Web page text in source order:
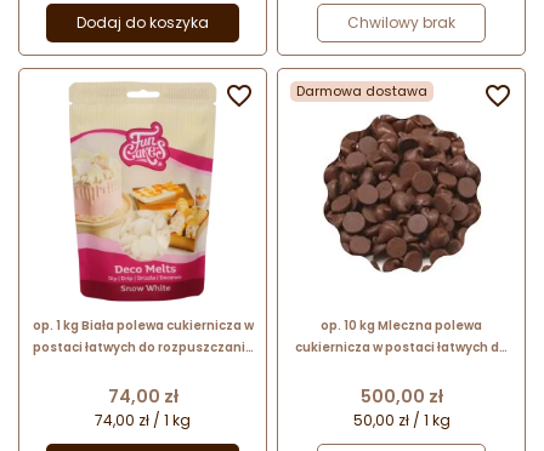
Dodaj do koszyka Chwilowy brak
op. 1 kg Biała polewa cukiernicza w
postaci łatwych do rozpuszczania
White Fun Cakes
Cena
74,00 zł
74,00 zł / 1 kg
 Darmowa dostawa
op. 10 kg Mleczna polewa
cukiernicza w postaci łatwych do
COATING DROPS MILK - Dawn
Foods
Cena
500,00 zł
50,00 zł / 1 kg
